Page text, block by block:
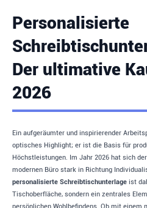
Personalisierte
Der ultimative
2026
Ein aufgeräumter und inspirierender
optisches Highlight; er ist die Basis für
Höchstleistungen. Im Jahr 2026 hat sich
modernen Büro stark in Richtung
personalisierte Schreibtischunterlage ist
Tischoberfläche, sondern ein zentrales
persönlichen Wohlbefindens. Ob mit